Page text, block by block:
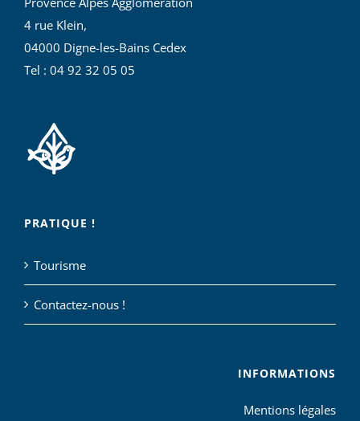
4 rue Klein,
04000 Digne-les-Bains Cedex
Tel : 04 92 32 05 05
PRATIQUE !
Tourisme
Contactez-nous !
INFORMATIONS
Mentions légales